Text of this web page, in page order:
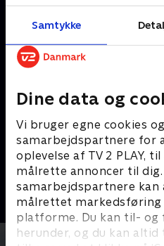
Samtykke
Dine data og
Vi bruger egne cookies
samarbejdspartnere for
oplevelse af TV 2 PLAY,
målrette annoncer til dig.
samarbejdspartnere kan
målrettet markedsføring
platforme. Du kan til- og
herunder, og du kan
Andre så også
Badehotellet - et kig bag
Dokumentar